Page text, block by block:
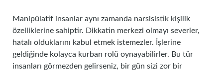
Manipülatif insanlar aynı zamanda narsisistik kişilik
özelliklerine sahiptir. Dikkatin merkezi olmayı severler,
hatalı olduklarını kabul etmek istemezler. İşlerine
geldiğinde kolayca kurban rolü oynayabilirler. Bu tür
insanları görmezden gelirseniz, bir gün sizi zor bir